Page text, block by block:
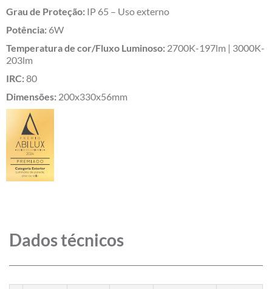
Grau de Proteção: IP 65 – Uso externo
Potência: 6W
Temperatura de cor/Fluxo Luminoso: 2700K-197lm | 3000K-
203lm
IRC:80
Dimensões: 200x330x56mm
Dados técnicos